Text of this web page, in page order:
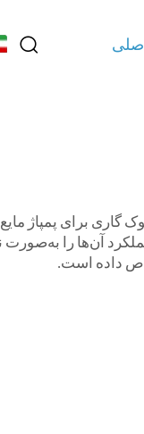
برای پمپاژ مایع
عملکرد آن‌ها را
داده است.